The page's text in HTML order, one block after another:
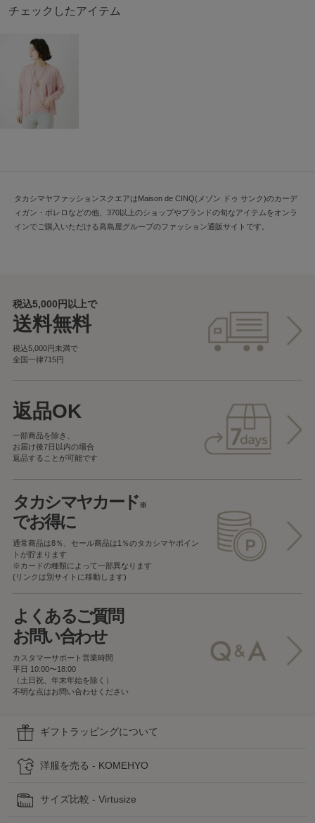
チェックしたアイテム
タカシマヤファッションスクエアはMaison de CINQ(メゾン ドゥ サンク)のカーデ
ィガン・ボレロなどの他、370以上のショップやブランドの旬なアイテムをオンラ
インでご購入いただける高島屋グループのファッション通販サイトです。
税込5,000円以上で
送料無料
税込5,000円未満で
全国一律715円
返品OK
一部商品を除き、
お届け後7日以内の場合
返品することが可能です
タカシマヤカード※
でお得に
通常商品は8％、セール商品は1％のタカシマヤポイン
トが貯まります
※カードの種類によって一部異なります
(リンクは別サイトに移動します)
よくあるご質問
お問い合わせ
カスタマーサポート営業時間
平日 10:00〜18:00
（土日祝、年末年始を除く）
不明な点はお問い合わせください
ギフトラッピングについて
洋服を売る - KOMEHYO
サイズ比較 - Virtusize